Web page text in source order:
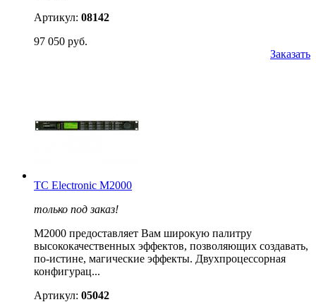
Артикул: 08142
97 050 руб.
Заказать
TC Electronic M2000
только под заказ!
M2000 предоставляет Вам широкую палитру
высококачественных эффектов, позволяющих создавать,
по-истине, магические эффекты. Двухпроцессорная
конфигурац...
Артикул: 05042